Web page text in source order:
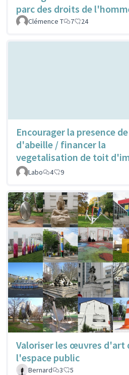
parc des droits de
Clémence T
7 24
Encourager la presence
d'abeille / financer la
vegetalisation de toit
Labo
4 9
Valoriser les œuvres d'art
l'espace public
Bernard
3 5